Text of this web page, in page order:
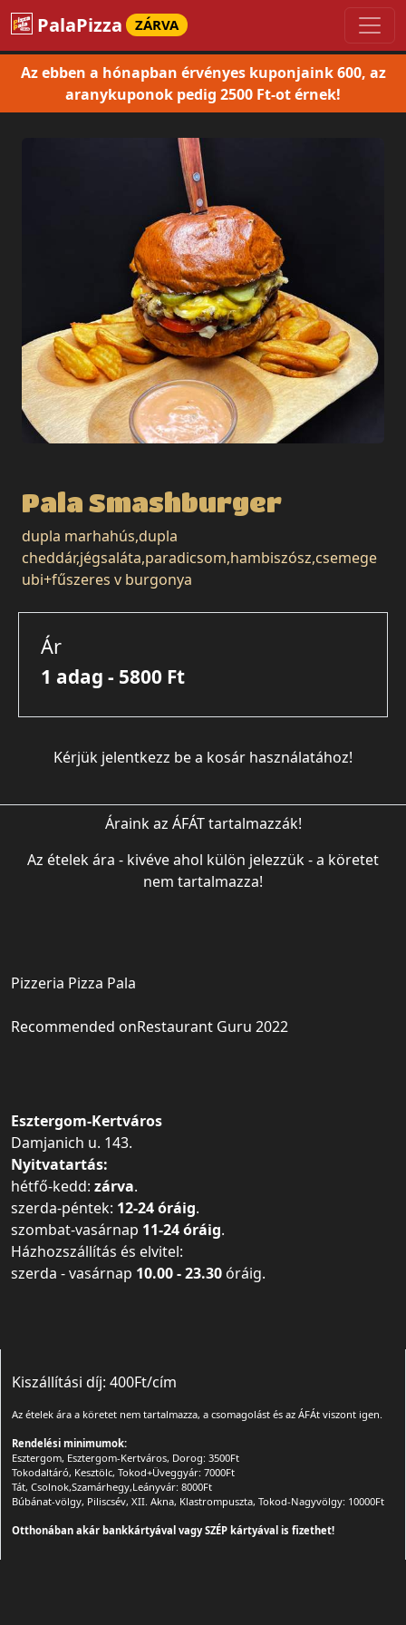
PalaPizza ZÁRVA
Az ebben a hónapban érvényes kuponjaink 600, az
aranykuponok pedig 2500 Ft-ot érnek!
Pala Smashburger
dupla marhahús,dupla
cheddár,jégsaláta,paradicsom,hambiszósz,csemege
ubi+fűszeres v burgonya
Ár
1 adag - 5800 Ft
Kérjük jelentkezz be a kosár használatához!
Áraink az ÁFÁT tartalmazzák!
Az ételek ára - kivéve ahol külön jelezzük - a köretet
nem tartalmazza!
Pizzeria Pizza Pala
Recommended onRestaurant Guru 2022
Esztergom-Kertváros
Damjanich u. 143.
Nyitvatartás:
hétfő-kedd: zárva.
szerda-péntek: 12-24 óráig.
szombat-vasárnap 11-24 óráig.
Házhozszállítás és elvitel:
szerda - vasárnap 10.00 - 23.30 óráig.
Kiszállítási díj: 400Ft/cím
Az ételek ára a köretet nem tartalmazza, a csomagolást és az ÁFÁt viszont igen.
Rendelési minimumok:
Esztergom, Esztergom-Kertváros, Dorog: 3500Ft
Tokodaltáró, Kesztölc, Tokod+Üveggyár: 7000Ft
Tát, Csolnok,Szamárhegy,Leányvár: 8000Ft
Búbánat-völgy, Piliscsév, XII. Akna, Klastrompuszta, Tokod-Nagyvölgy: 10000Ft
Otthonában akár bankkártyával vagy SZÉP kártyával is fizethet!